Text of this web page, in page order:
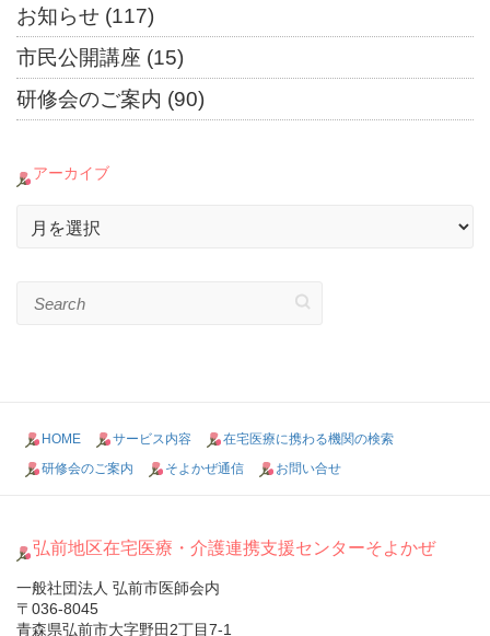
お知らせ (117)
市民公開講座 (15)
研修会のご案内 (90)
アーカイブ
ー
HOME サービス内容
在宅医療に携わる機関の検索
研修会のご案内
そよかぜ通信 お問い合せ
弘前地区在宅医療・介護連携支援センターそよかぜ
一般社団法人 弘前市医師会内
〒036-8045
青森県弘前市大字野田2丁目7-1